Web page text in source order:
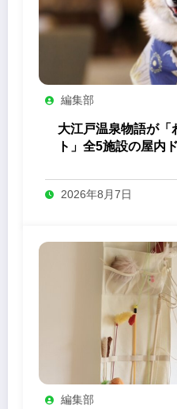
編集部
大江戸温泉物語が「
ト」全5施設の屋内
2026年8月7日
編集部